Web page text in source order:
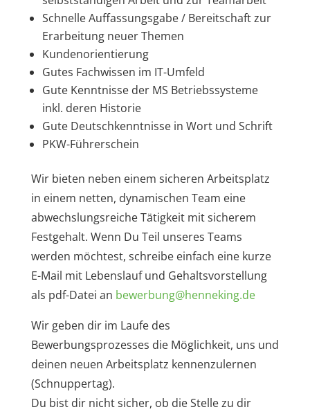
Schnelle Auffassungsgabe / Bereitschaft zur
Erarbeitung neuer Themen
Kundenorientierung
Gutes Fachwissen im IT-Umfeld
Gute Kenntnisse der MS Betriebssysteme
inkl. deren Historie
Gute Deutschkenntnisse in Wort und Schrift
PKW-Führerschein
Wir bieten neben einem sicheren Arbeitsplatz
in einem netten, dynamischen Team eine
abwechslungsreiche Tätigkeit mit sicherem
Festgehalt. Wenn Du Teil unseres Teams
werden möchtest, schreibe einfach eine kurze
E-Mail mit Lebenslauf und Gehaltsvorstellung
als pdf-Datei an bewerbung@henneking.de
Wir geben dir im Laufe des
Bewerbungsprozesses die Möglichkeit, uns und
deinen neuen Arbeitsplatz kennenzulernen
(Schnuppertag).
Du bist dir nicht sicher, ob die Stelle zu dir